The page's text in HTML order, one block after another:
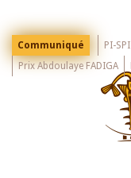
mainMenu
Top
Communiqué PI-SPI
Prix Abdoulaye FADIGA